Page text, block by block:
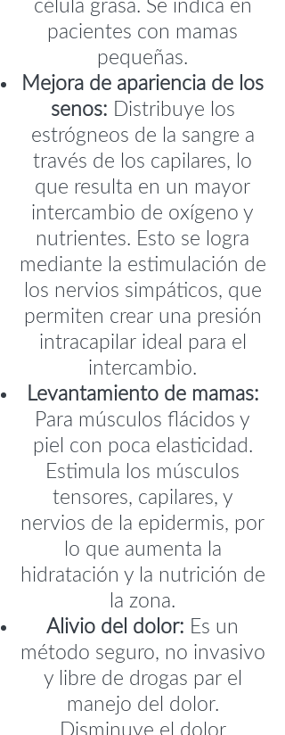
célula grasa. Se indica en
pacientes con mamas
pequeñas.
Mejora de apariencia de los
senos: Distribuye los
estrógneos de la sangre a
través de los capilares, lo
que resulta en un mayor
intercambio de oxígeno y
nutrientes. Esto se logra
mediante la estimulación de
los nervios simpáticos, que
permiten crear una presión
intracapilar ideal para el
intercambio.
Levantamiento de mamas:
Para músculos flácidos y
piel con poca elasticidad.
Estimula los músculos
tensores, capilares, y
nervios de la epidermis, por
lo que aumenta la
hidratación y la nutrición de
la zona.
Alivio del dolor: Es un
método seguro, no invasivo
y libre de drogas par el
manejo del dolor.
Disminuye el dolor